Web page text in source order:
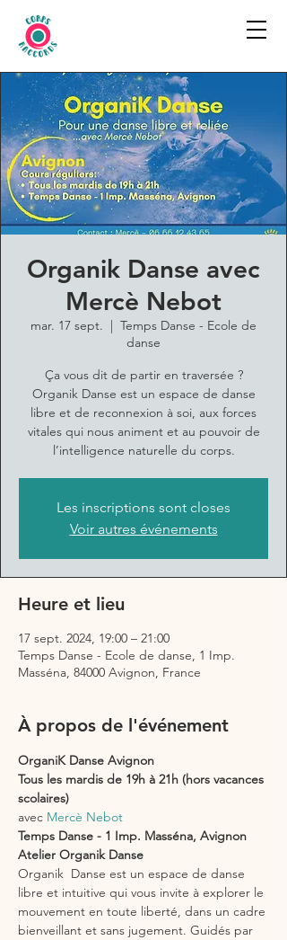
Organik Danse avec
Mercè Nebot
mar. 17 sept.
  |
Temps Danse - Ecole de
danse
Ça vous dit de partir en traversée ?
Organik Danse est un espace de danse
libre et de reconnexion à soi, aux forces
vitales qui nous animent et au pouvoir de
l’intelligence naturelle du corps.
Les inscriptions sont closes
Voir autres événements
Heure et lieu
17 sept. 2024, 19:00 – 21:00
Temps Danse - Ecole de danse, 1 Imp.
Masséna, 84000 Avignon, France
À propos de l'événement
OrganiK Danse Avignon
Tous les mardis de 19h à 21h (hors vacances
scolaires)
avec Mercè Nebot
Temps Danse - 1 Imp. Masséna, Avignon
Atelier Organik Danse
Organik  Danse est un espace de danse
libre et intuitive qui vous invite à explorer le
mouvement en toute liberté, dans un cadre
bienveillant et sans jugement. Guidés par